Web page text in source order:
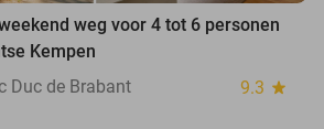
weg voor 4 tot 6 personen
Kempen
Duc de Brabant
9.3 star